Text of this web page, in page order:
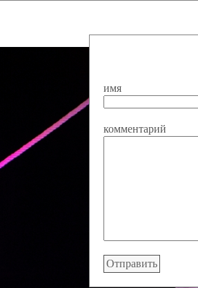
Коллективы Новости
имя
комментарий